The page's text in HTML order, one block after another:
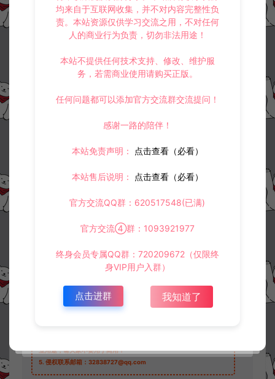
资源下载
30 星钻，请先
收藏 (0) 打赏 点赞 (
©版权免责声明
若您需要商业运营或用于其他商业活动，请您购买正版授权并合法
业用途，请大家不要用于商用！
5. 侵权联系邮箱：32838727@qq.com
均来自于互联网收集，并不对内容完整性负
责。本站资源仅供学习交流之用，不对任何
人的商业行为负责，切勿非法用途！
本站不提供任何技术支持、修改、维护服
务，若需商业使用请购买正版。
任何问题都可以添加官方交流群交流提问！
感谢一路的陪伴！
本站免责声明： 点击查看（必看）
本站售后说明： 点击查看（必看）
官方交流QQ群：620517548(已满)
官方交流④群：1093921977
终身会员专属QQ群：720209672（仅限终
身VIP用户入群）
点击进群 我知道了